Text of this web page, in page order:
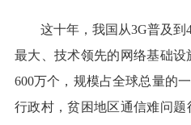
这十年，我国从3G普及到
最大、技术领先的网络基础
600万个，规模占全球总量的
行政村，贫困地区通信难问